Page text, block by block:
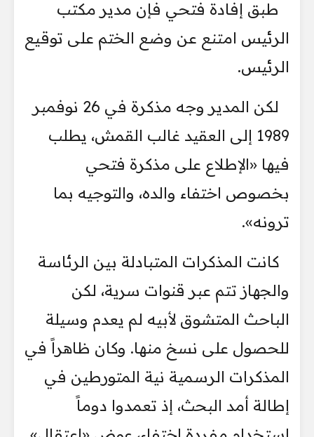
طبق إفادة فتحي فإن مدير مكتب
الرئيس امتنع عن وضع الختم على توقيع
الرئيس.
لكن المدير وجه مذكرة في 26 نوفمبر
1989 إلى العقيد غالب القمش، يطلب
فيها «الإطلاع على مذكرة فتحي
بخصوص اختفاء والده، والتوجيه بما
ترونه».
كانت المذكرات المتبادلة بين الرئاسة
والجهاز تتم عبر قنوات سرية، لكن
الباحث المتشوق لأبيه لم يعدم وسيلة
للحصول على نسخ منها. وكان ظاهراً في
المذكرات الرسمية نية المتورطين في
إطالة أمد البحث، إذ تعمدوا دوماً